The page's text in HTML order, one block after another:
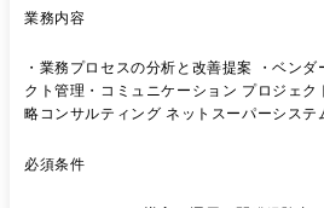
業務内容
・業務プロセスの分析と改善提案 ・ベンダーコントロール ・プロジェ
クト管理・コミュニケーション プロジェクト事例 ●大手小売企業様/戦
略コンサルティング ネットスーパーシステム運営に関わるプロジェクト
ムにおける構築・導入・移行プロジェクト ●大手証券企業様/ITコンサル
必須条件